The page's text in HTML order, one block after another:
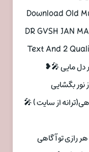
Download Old
DR GVSH JAN
Text And 2
دل مایی 🎤❥
بگشایی
از سایت ) 🎤
تو آگاهی